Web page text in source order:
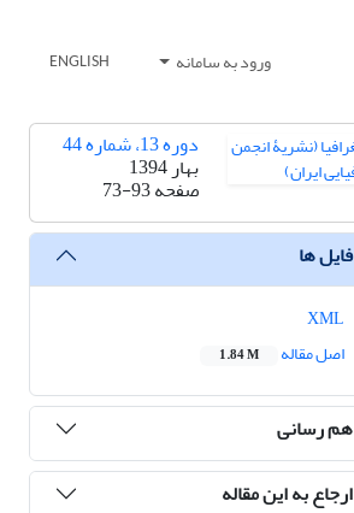
ورود به سامانه ENGLISH
دوره 13، شماره 44
بهار 1394
صفحه73-93
فایل ها
اصل مقاله
1.84 M
هم رسانی
ارجاع به این مقاله